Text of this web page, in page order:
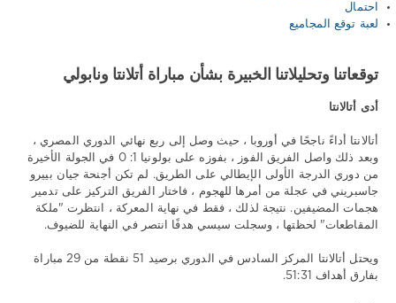
تنبؤات
كرة
1xbet
784
أتالانتا,
نابولي,
دوري
الدرجة
الاولى
احتمال
لعبة توقع المجاميع
توقعاتنا وتحليلاتنا الخبيرة بشأن مباراة أتلانتا ونابولي
أدى أتالانتا
أتالانتا أداءً ناجحًا في أوروبا ، حيث وصل إلى ربع نهائي الدوري المصري ،
وبعد ذلك واصل الفريق الفوز ، بفوزه على بولونيا 1: 0 في الجولة الأخيرة
من دوري الدرجة الأولى الإيطالي على الطريق. لم تكن أجنحة جيان بييرو
جاسبريني في عجلة من أمرها للهجوم ، فاختار الفريق التركيز على تدمير
هجمات المضيفين. نتيجة لذلك ، فقط في نهاية المعركة ، انتظرت "ملكة
المقاطعات" لحظتها ، وسجلت سيسي هدفًا انتصر في النهاية للضيوف.
ويحتل أتالانتا المركز السادس في الدوري برصيد 51 نقطة من 29 مباراة
بفارق أهداف 51:31.